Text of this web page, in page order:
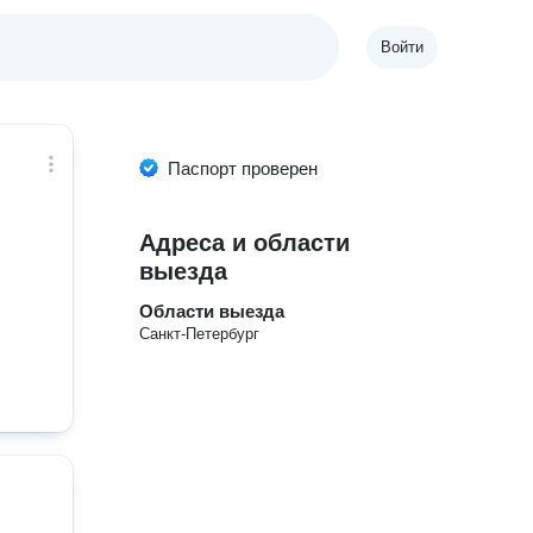
Войти
Паспорт проверен
Адреса и области
выезда
Области выезда
Санкт-Петербург